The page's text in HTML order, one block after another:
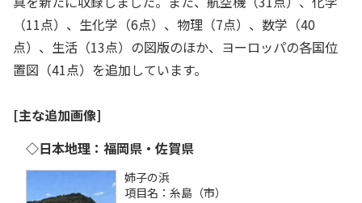
（11点）、生化学（6点）、物理（7点）、数学（40
点）、生活（13点）の図版のほか、ヨーロッパの各国位
置図（41点）を追加しています。
[主な追加画像]
◇日本地理：福岡県・佐賀県
姉子の浜
項目名：糸島（市）